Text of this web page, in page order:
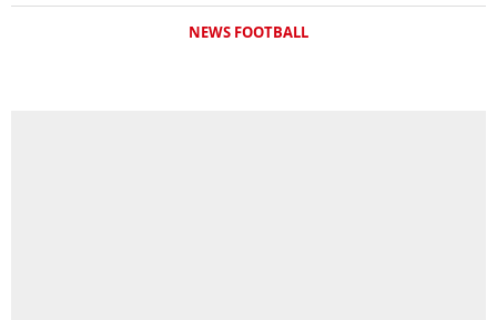
NEWS FOOTBALL